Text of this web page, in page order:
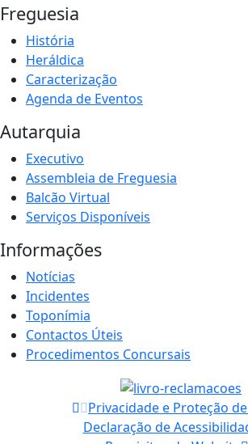
Freguesia
História
Heráldica
Caracterização
Agenda de Eventos
Autarquia
Executivo
Assembleia de Freguesia
Balcão Virtual
Serviços Disponíveis
Informações
Notícias
Incidentes
Toponímia
Contactos Úteis
Procedimentos Concursais
Privacidade e Proteção
Declaração de